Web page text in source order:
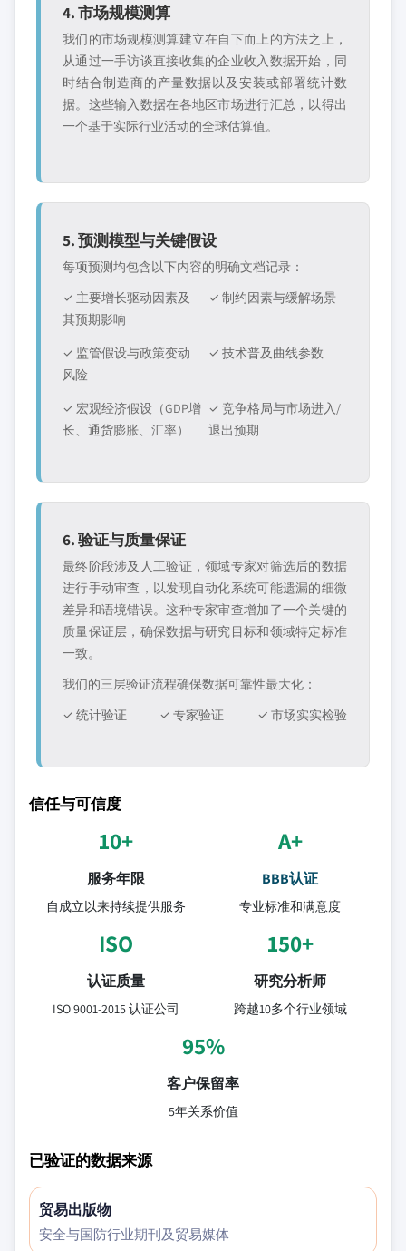
4. 市场规模测算
我们的市场规模测算建立在自下而上的方法之上，
从通过一手访谈直接收集的企业收入数据开始，同
时结合制造商的产量数据以及安装或部署统计数
据。这些输入数据在各地区市场进行汇总，以得出
一个基于实际行业活动的全球估算值。
5. 预测模型与关键假设
每项预测均包含以下内容的明确文档记录：
✓ 主要增长驱动因素及
其预期影响
✓ 制约因素与缓解场景
✓ 监管假设与政策变动
风险
✓ 技术普及曲线参数
✓ 宏观经济假设（GDP增
长、通货膨胀、汇率）
✓ 竞争格局与市场进入/
退出预期
6. 验证与质量保证
最终阶段涉及人工验证，领域专家对筛选后的数据
进行手动审查，以发现自动化系统可能遗漏的细微
差异和语境错误。这种专家审查增加了一个关键的
质量保证层，确保数据与研究目标和领域特定标准
一致。
我们的三层验证流程确保数据可靠性最大化：
✓ 统计验证
✓ 专家验证 ✓ 市场实实检验
信任与可信度
10+
服务年限
自成立以来持续提供服务
A+
BBB认证
专业标准和满意度
ISO
认证质量
ISO 9001-2015 认证公司
150+
研究分析师
跨越10多个行业领域
95%
客户保留率
5年关系价值
已验证的数据来源
贸易出版物
安全与国防行业期刊及贸易媒体